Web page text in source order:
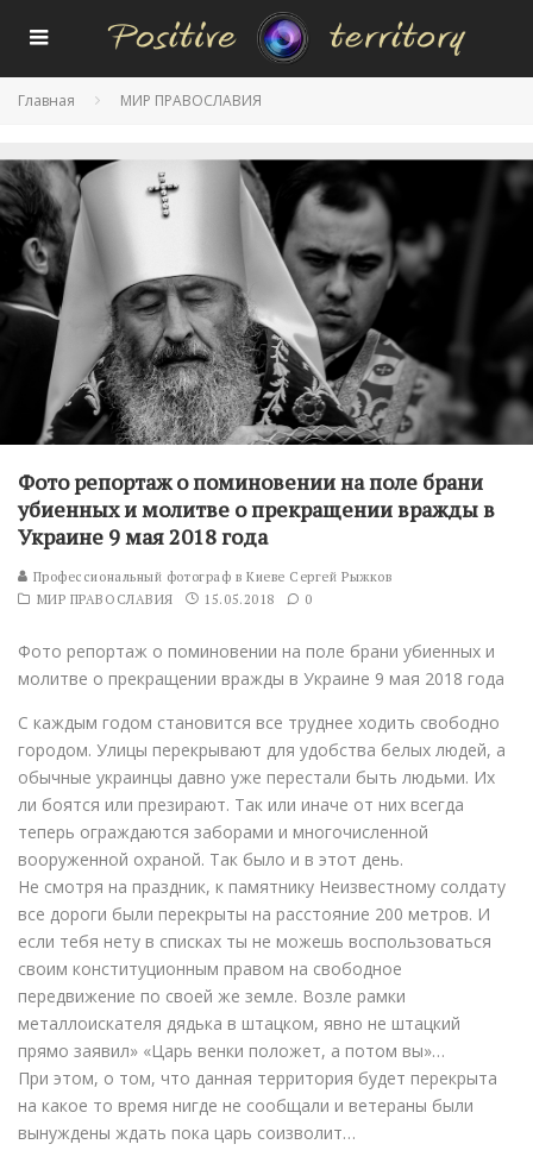
Главная МИР ПРАВОСЛАВИЯ
Фото репортаж о поминовении на поле брани
убиенных и молитве о прекращении вражды в
Украине 9 мая 2018 года
Профессиональный фотограф в Киеве Сергей Рыжков
МИР ПРАВОСЛАВИЯ
15.05.2018 0
Фото репортаж о поминовении на поле брани убиенных и
молитве о прекращении вражды в Украине 9 мая 2018 года
С каждым годом становится все труднее ходить свободно
городом. Улицы перекрывают для удобства белых людей, а
обычные украинцы давно уже перестали быть людьми. Их
ли боятся или презирают. Так или иначе от них всегда
теперь ограждаются заборами и многочисленной
вооруженной охраной. Так было и в этот день.
Не смотря на праздник, к памятнику Неизвестному солдату
все дороги были перекрыты на расстояние 200 метров. И
если тебя нету в списках ты не можешь воспользоваться
своим конституционным правом на свободное
передвижение по своей же земле. Возле рамки
металлоискателя дядька в штацком, явно не штацкий
прямо заявил» «Царь венки положет, а потом вы»…
При этом, о том, что данная территория будет перекрыта
на какое то время нигде не сообщали и ветераны были
вынуждены ждать пока царь соизволит…